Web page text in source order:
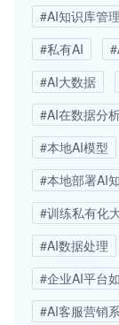
#AI知识库管理
#私有AI
#AI大数据
#AI在数据分
#本地AI模型
#本地部署AI
#训练私有化
#AI数据处理
#企业AI平台
#AI客服营销